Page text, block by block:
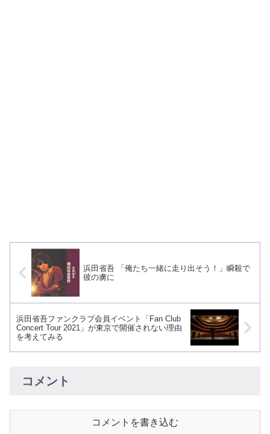
浜田省吾 「俺たち一緒に走り出そう！」瞬殺で
彼の虜に
浜田省吾ファンクラブ会員イベント「Fan Club
Concert Tour 2021」が東京で開催されない理由
を考えてみる
コメント
コメントを書き込む